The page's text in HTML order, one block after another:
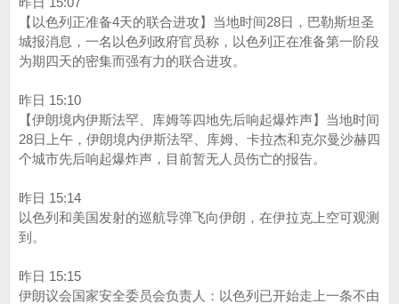
【以色列正准备4天的联合进攻】当地时间28日，巴勒斯坦圣
城报消息，一名以色列政府官员称，以色列正在准备第一阶段
为期四天的密集而强有力的联合进攻。
昨日 15:10
【伊朗境内伊斯法罕、库姆等四地先后响起爆炸声】当地时间
28日上午，伊朗境内伊斯法罕、库姆、卡拉杰和克尔曼沙赫四
个城市先后响起爆炸声，目前暂无人员伤亡的报告。
昨日 15:14
以色列和美国发射的巡航导弹飞向伊朗，在伊拉克上空可观测
到。
昨日 15:15
伊朗议会国家安全委员会负责人：以色列已开始走上一条不由